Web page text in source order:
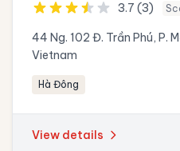
3.7 (3)
44 Ng. 102 Đ. Trần Phú, P.
Vietnam
Hà Đông
View details